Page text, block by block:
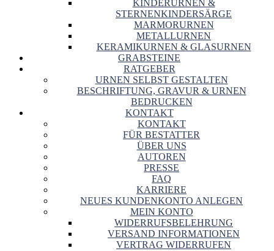
KINDERURNEN &
STERNENKINDERSÄRGE
MARMORURNEN
METALLURNEN
KERAMIKURNEN & GLASURNEN
GRABSTEINE
RATGEBER
URNEN SELBST GESTALTEN
BESCHRIFTUNG, GRAVUR & URNEN
BEDRUCKEN
KONTAKT
KONTAKT
FÜR BESTATTER
ÜBER UNS
AUTOREN
PRESSE
FAQ
KARRIERE
NEUES KUNDENKONTO ANLEGEN
MEIN KONTO
WIDERRUFSBELEHRUNG
VERSAND INFORMATIONEN
VERTRAG WIDERRUFEN